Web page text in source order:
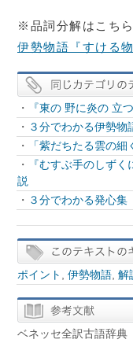
※品詞分解はこちら
伊勢物語『すける
・
『東の 野に炎の 立
・ ３分でわかる伊勢物
・
「紫だちたる雲の
・
『むすぶ手のしず
説
・ ３分でわかる発心集
ポイント 伊勢物語 解
ベネッセ全訳古語辞